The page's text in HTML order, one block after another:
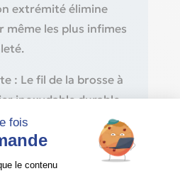
extrémité élimine
même les plus infimes
: Le fil de la brosse à
inoxydable durable,
n’y a aucun risque
rouille au contact de
dureté de l’acier